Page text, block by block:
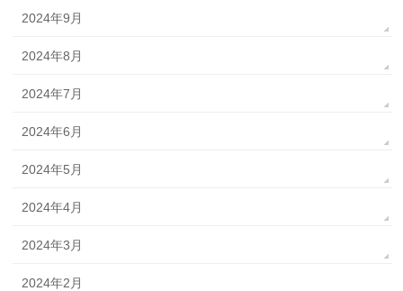
2024年9月
2024年8月
2024年7月
2024年6月
2024年5月
2024年4月
2024年3月
2024年2月